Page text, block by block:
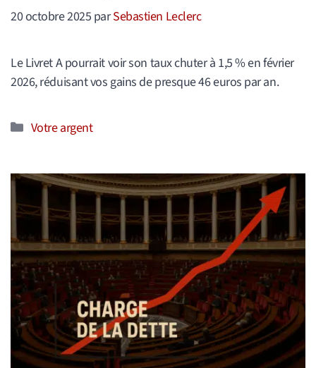
20 octobre 2025 parSebastien Leclerc
Le Livret A pourrait voir son taux chuter à 1,5 % en février
2026, réduisant vos gains de presque 46 euros par an.
Catégories
Votre argent